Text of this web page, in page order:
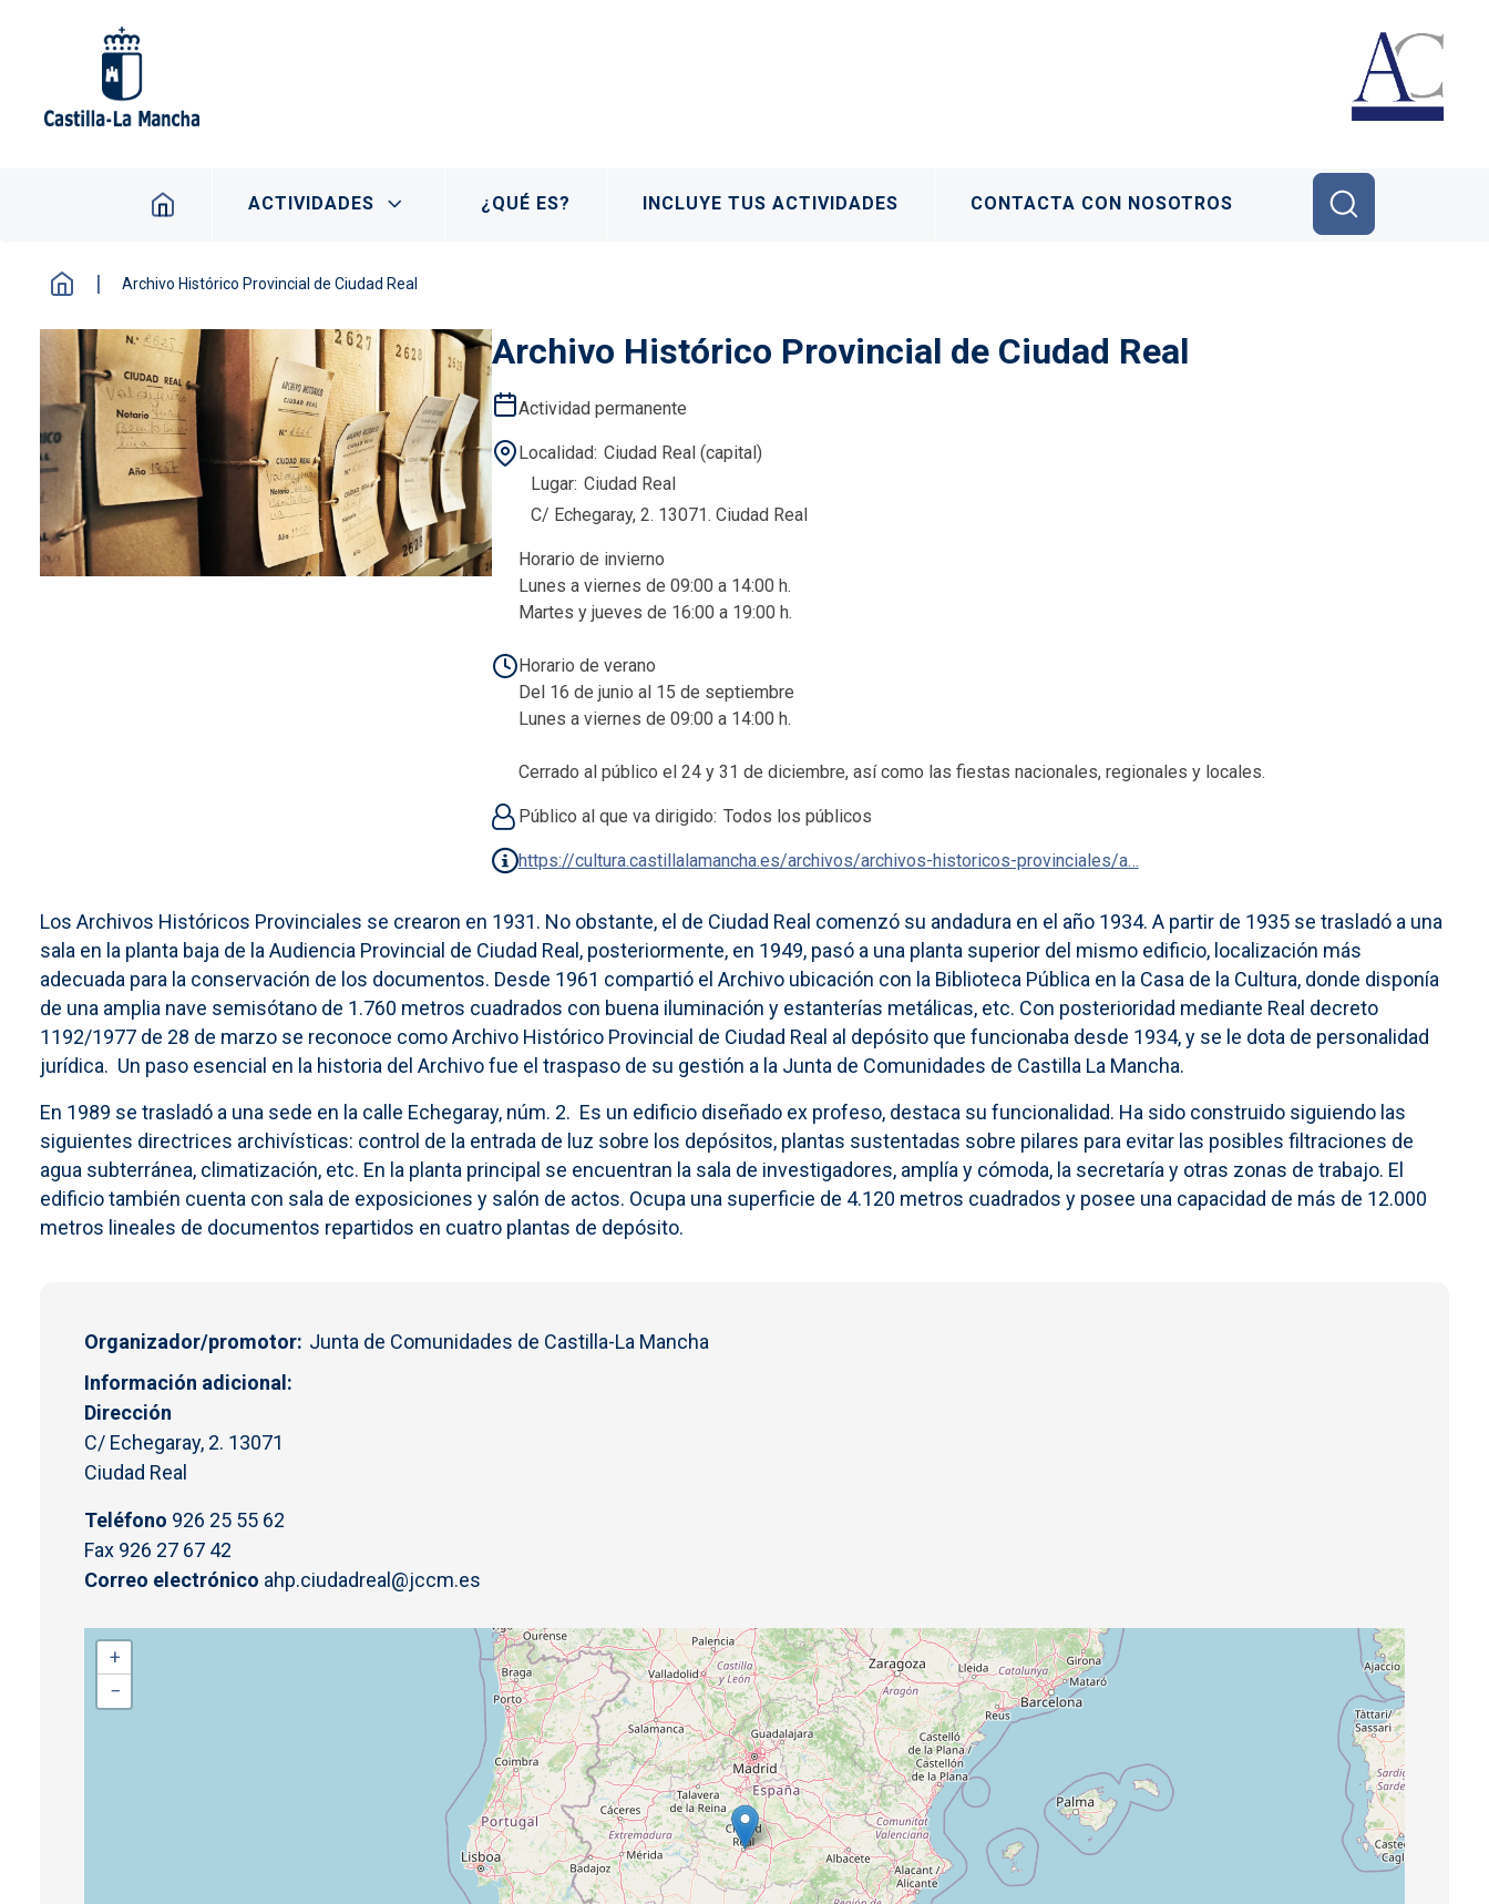
Navegación principal
ACTIVIDADES ¿QUÉ ES? INCLUYE TUS ACTIVIDADES CONTACTA CON NOSOTROS
Archivo Histórico Provincial de Ciudad Real
Archivo Histórico Provincial de Ciudad Real
Actividad permanente
Localidad Ciudad Real (capital)
Lugar Ciudad Real
C/ Echegaray, 2. 13071. Ciudad Real
Horario de invierno
Lunes a viernes de 09:00 a 14:00 h.
Martes y jueves de 16:00 a 19:00 h.
Horario de verano
Del 16 de junio al 15 de septiembre
Lunes a viernes de 09:00 a 14:00 h.
Cerrado al público el 24 y 31 de diciembre, así como las fiestas nacionales, regionales y locales.
Público al que va dirigido Todos los públicos
https://cultura.castillalamancha.es/archivos/archivos-historicos-provinciales/a…
Los Archivos Históricos Provinciales se crearon en 1931. No obstante, el de Ciudad Real comenzó su andadura en el año 1934. A partir de 1935 se trasladó a una
sala en la planta baja de la Audiencia Provincial de Ciudad Real, posteriormente, en 1949, pasó a una planta superior del mismo edificio, localización más
adecuada para la conservación de los documentos. Desde 1961 compartió el Archivo ubicación con la Biblioteca Pública en la Casa de la Cultura, donde disponía
de una amplia nave semisótano de 1.760 metros cuadrados con buena iluminación y estanterías metálicas, etc. Con posterioridad mediante Real decreto
1192/1977 de 28 de marzo se reconoce como Archivo Histórico Provincial de Ciudad Real al depósito que funcionaba desde 1934, y se le dota de personalidad
jurídica. Un paso esencial en la historia del Archivo fue el traspaso de su gestión a la Junta de Comunidades de Castilla La Mancha.
En 1989 se trasladó a una sede en la calle Echegaray, núm. 2. Es un edificio diseñado ex profeso, destaca su funcionalidad. Ha sido construido siguiendo las
siguientes directrices archivísticas: control de la entrada de luz sobre los depósitos, plantas sustentadas sobre pilares para evitar las posibles filtraciones de
agua subterránea, climatización, etc. En la planta principal se encuentran la sala de investigadores, amplía y cómoda, la secretaría y otras zonas de trabajo. El
edificio también cuenta con sala de exposiciones y salón de actos. Ocupa una superficie de 4.120 metros cuadrados y posee una capacidad de más de 12.000
metros lineales de documentos repartidos en cuatro plantas de depósito.
Organizador/promotor Junta de Comunidades de Castilla-La Mancha
Información adicional
Dirección
C/ Echegaray, 2. 13071
Ciudad Real
Teléfono 926 25 55 62
Fax 926 27 67 42
Correo electrónico ahp.ciudadreal@jccm.es
+
−